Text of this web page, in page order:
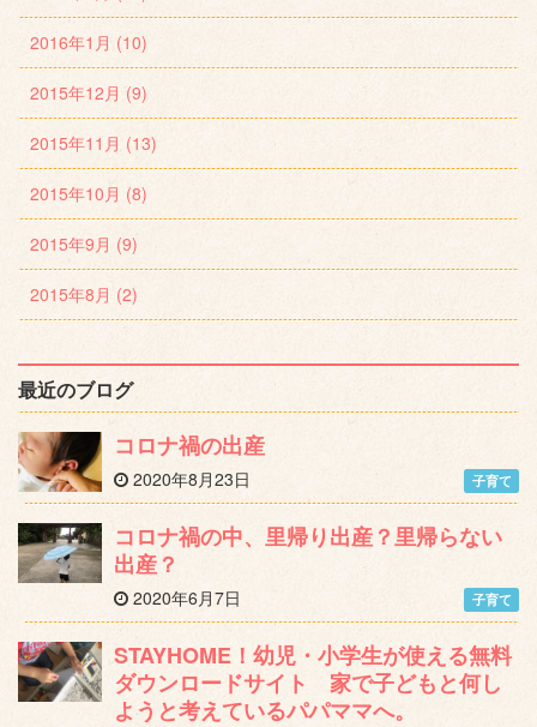
2016年1月 (10)
2015年12月 (9)
2015年11月 (13)
2015年10月 (8)
2015年9月 (9)
2015年8月 (2)
最近のブログ
コロナ禍の出産
2020年8月23日 子育て
コロナ禍の中、里帰り出産？里帰らない
出産？
2020年6月7日 子育て
STAYHOME！幼児・小学生が使える無料
ダウンロードサイト 家で子どもと何し
ようと考えているパパママへ。